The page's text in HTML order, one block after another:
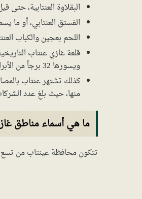
البقلاوة العنتابية،
الفستق العنتابي، أو
اللحم بعجين والكباب
قلعة غازي عنتاب
ويسورها 32 برجاً من الأبراج الدفاعية التي كان يتخذها المحاربون كحصن، وفي وقتنا الحالي لم يتبق سوى 12 برجاً منها.
كذلك تشتهر عنتاب
منها، حيث بلغ عدد الشركات العربية
ما هي أسماء مناطق
تتكون محافظة عينتاب من